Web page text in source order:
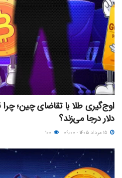
دلار درجا می‌زند؟